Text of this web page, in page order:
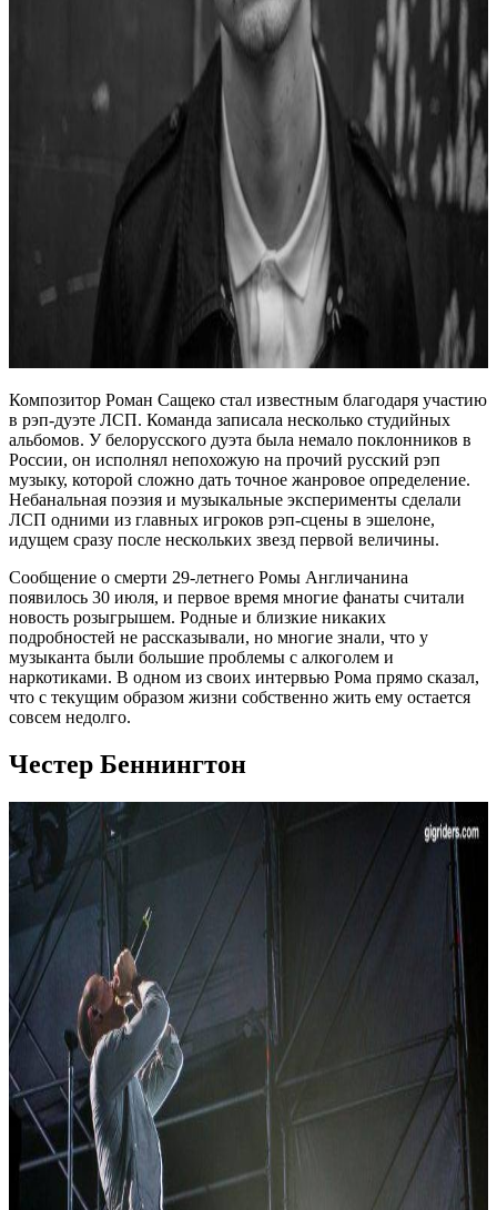
Композитор Роман Сащеко стал известным благодаря участию
в рэп-дуэте ЛСП. Команда записала несколько студийных
альбомов. У белорусского дуэта была немало поклонников в
России, он исполнял непохожую на прочий русский рэп
музыку, которой сложно дать точное жанровое определение.
Небанальная поэзия и музыкальные эксперименты сделали
ЛСП одними из главных игроков рэп-сцены в эшелоне,
идущем сразу после нескольких звезд первой величины.
Сообщение о смерти 29-летнего Ромы Англичанина
появилось 30 июля, и первое время многие фанаты считали
новость розыгрышем. Родные и близкие никаких
подробностей не рассказывали, но многие знали, что у
музыканта были большие проблемы с алкоголем и
наркотиками. В одном из своих интервью Рома прямо сказал,
что с текущим образом жизни собственно жить ему остается
совсем недолго.
Честер Беннингтон